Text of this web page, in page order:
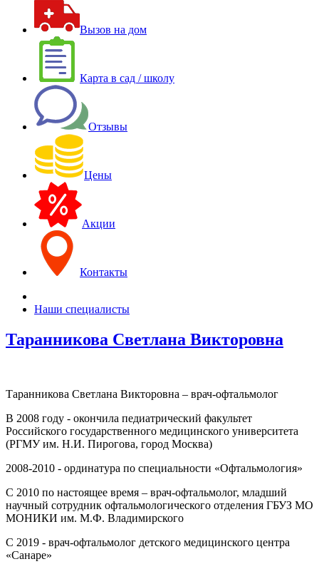
Вызов на дом
Карта в сад / школу
Отзывы
Цены
Акции
Контакты
Наши специалисты
Таранникова Светлана Викторовна
Таранникова Светлана Викторовна – врач-офтальмолог
В 2008 году - окончила педиатрический факультет
Российского государственного медицинского университета
(РГМУ им. Н.И. Пирогова, город Москва)
2008-2010 - ординатура по специальности «Офтальмология»
С 2010 по настоящее время – врач-офтальмолог, младший
научный сотрудник офтальмологического отделения ГБУЗ МО
МОНИКИ им. М.Ф. Владимирского
С 2019 - врач-офтальмолог детского медицинского центра
«Санаре»